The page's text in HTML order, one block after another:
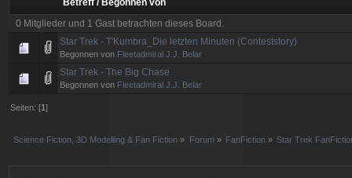
Betreff / Begonnen von
0 Mitglieder und 1 Gast betrachten dieses Board.
Star Trek - T'Kumbra_Die letzten Minuten (Conteststory)
Begonnen von Fleetadmiral J.J. Belar
Star Trek - The Big Chase
Begonnen von Fleetadmiral J.J. Belar
Seiten: [1]
Science Fiction, 3D Modelling & Fan Fiction » Forum» FanFiction » Star Trek